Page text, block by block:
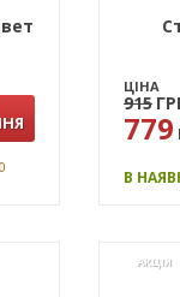
0
ЦІНА
915
779
В
АКЦІЯ